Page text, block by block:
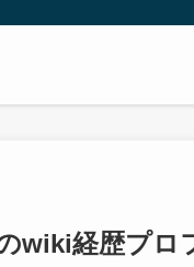
wiki経歴プロ